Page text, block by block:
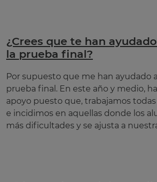
¿Crees que te han
la prueba final?
Por supuesto que me han ayudado
prueba final. En este año y medio,
apoyo puesto que, trabajamos
e incidimos en aquellas donde los
más dificultades y se ajusta a